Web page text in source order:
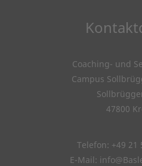
Coaching- und
Campus
47800
Telefon: +49 21
E-Mail: